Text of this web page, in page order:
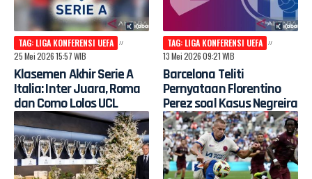
TAG: LIGA KONFERENSI UEFA
25 Mei 2026 15:57 WIB
Klasemen Akhir Serie A
Italia: Inter Juara, Roma
dan Como Lolos UCL
TAG: LIGA KONFERENSI UEFA
13 Mei 2026 09:21 WIB
Barcelona Teliti
Pernyataan Florentino
Perez soal Kasus Negreira